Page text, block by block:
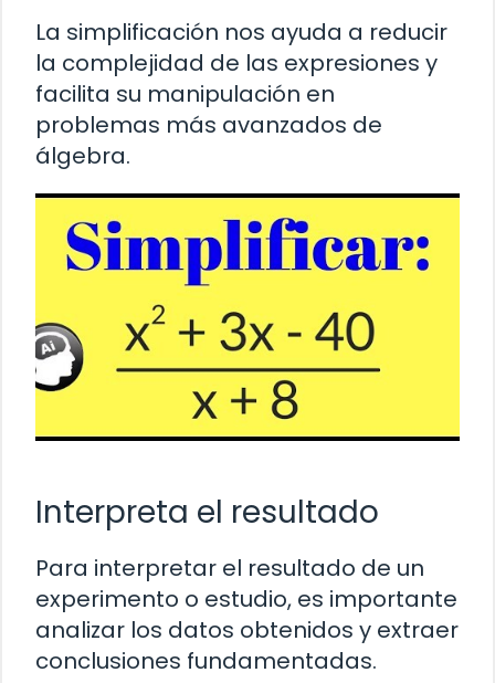
La simplificación nos ayuda a reducir
la complejidad de las expresiones y
facilita su manipulación en
problemas más avanzados de
álgebra.
Interpreta el resultado
Para interpretar el resultado de un
experimento o estudio, es importante
analizar los datos obtenidos y extraer
conclusiones fundamentadas.